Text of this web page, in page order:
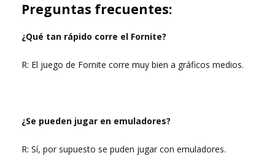
Preguntas frecuentes:
¿Qué tan rápido corre el Fornite?
R: El juego de Fornite corre muy bien a gráficos medios.
¿Se pueden jugar en emuladores?
R: Sí, por supuesto se puden jugar con emuladores.